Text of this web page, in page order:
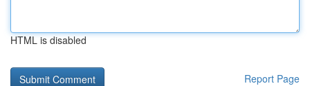
HTML is disabled
Report Page